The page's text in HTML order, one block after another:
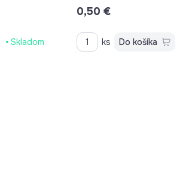
Skladom
0,50 €
ks Do košíka